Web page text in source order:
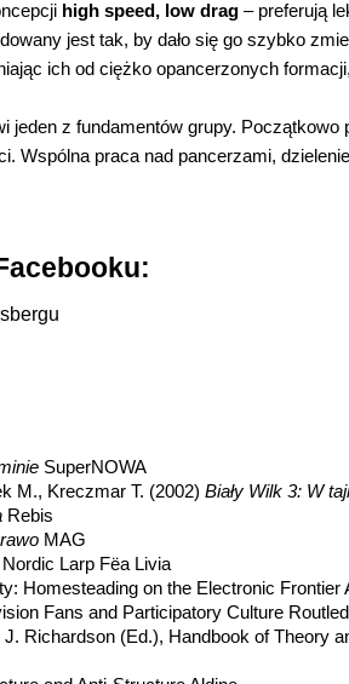
high speed, low drag – preferują
jest tak, by dało się go szybko
ich od ciężko opancerzonych
z fundamentów grupy. Początkowo
Wspólna praca nad pancerzami,
SuperNOWA
M., Kreczmar T. (2002)Biały Wilk 3: W
Rebis
MAG
Larp Fëa Livia
Homesteading on the Electronic Frontier
Fans and Participatory Culture
Richardson (Ed.), Handbook of Theory